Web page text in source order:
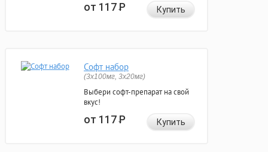
от 117Р Купить
Софт набор
(3x100мг, 3x20мг)
Выбери софт-препарат на свой
вкус!
от 117Р Купить